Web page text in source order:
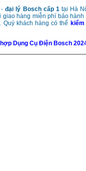
-đại lý Bosch cấp 1tại Hà
giao hàng miễn phí bảo
Quý khách hàng có thể
Dụng Cụ Điện Bosch